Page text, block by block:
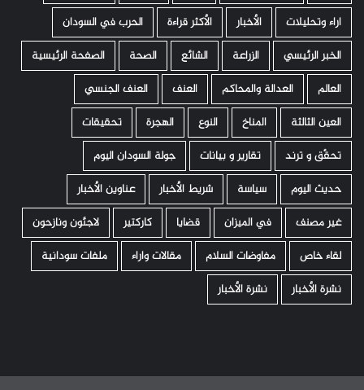
اراء وتحليلات
الأخبار الأكثر قراءة
الحرب في السودان
الخبر الرئيسي
الزراعة الشائع الصحة
الصفحة الرئيسية
العالم
العدالة والمحاكم العنف
العنف الجنسي
العين الثالثة
المناخ النوع الهجرة
تحقيقات
تحقّق و ترند
تقارير و بيانات
جولة السودان اليوم
حديث اليوم
سياسة شريط الأخبار
عناوين الأخبار
غير مصنف
في الميزان قضايا كاركتير
لاجئون ونازحون
لقاء خاص
مفاوضات السلام مقالات واراء
ملفات سودانية
نشرة الأخبار
نشرة الأخبار